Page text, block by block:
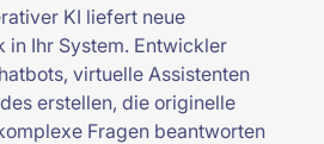
KI liefert neue
in Ihr System. Entwickler
virtuelle Assistenten
erstellen, die originelle
Fragen beantworten